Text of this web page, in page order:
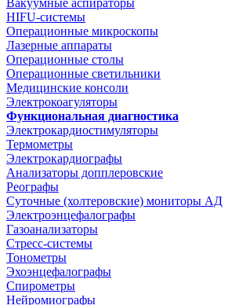
Вакуумные аспираторы
HIFU-системы
Операционные микроскопы
Лазерные аппараты
Операционные столы
Операционные светильники
Медицинские консоли
Электрокоагуляторы
Функциональная диагностика
Электрокардиостимуляторы
Термометры
Электрокардиографы
Анализаторы допплеровские
Реографы
Суточные (холтеровские) мониторы АД
Электроэнцефалографы
Газоанализаторы
Стресс-системы
Тонометры
Эхоэнцефалографы
Спирометры
Нейромиографы